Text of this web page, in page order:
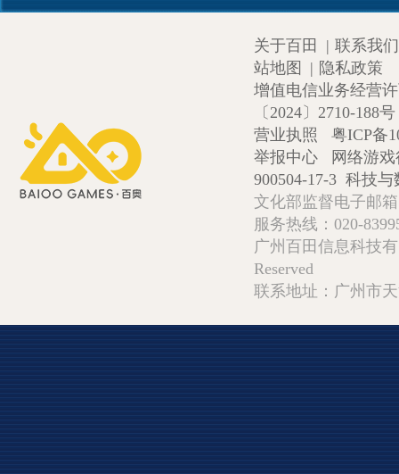
关于百田 | 联系我们
站地图
| 隐私政策
增值电信业务经营
〔2024〕2710-188号
营业执照
粤ICP备
举报中心
网络游
900504-17-3 科技与
文化部监督电子邮
服务热线：020-
广州百田信息科技
Reserved
联系地址：广州市